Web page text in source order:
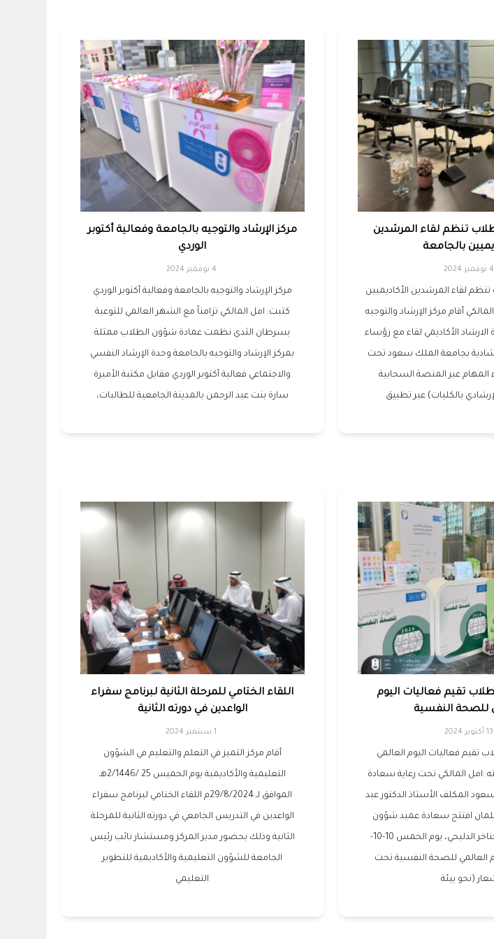
تنظم لقاء المرشدين
بالجامعة
4 نوفمبر 2024
لقاء المرشدين الأكاديميين
أقام مركز الإرشاد والتوجيه
الارشاد الأكاديمي لقاء مع رؤساء
بجامعة الملك سعود تحت
المهام عبر المنصة السحابية
بالكليات) عبر تطبيق
مركز الإرشاد والتوجيه بالجامعة وفعالية أكتوبر
الوردي
4 نوفمبر 2024
مركز الإرشاد والتوجيه بالجامعة وفعالية أكتوبر الوردي
كتبت: امل المالكي تزامناً مع الشهر العالمي للتوعية
بسرطان الثدي نظمت عمادة شؤون الطلاب ممثلة
بمركز الإرشاد والتوجيه بالجامعة وحدة الإرشاد النفسي
والاجتماعي فعالية أكتوبر الوردي مقابل مكتبة الأميرة
سارة بنت عبد الرحمن بالمدينة الجامعية للطالبات،
تقيم فعاليات اليوم
للصحة النفسية
13 أكتوبر 2024
تقيم فعاليات اليوم العالمي
:امل المالكي تحت رعاية سعادة
المكلف الأستاذ الدكتور عبد
افتتح سعادة عميد شؤون
الطلاب أ.د. علي بن كناخر الدلبحي، يوم الخمس 10-10-
العالمي للصحة النفسية تحت
(نحو بيئة
اللقاء الختامي للمرحلة الثانية لبرنامج سفراء
الواعدين في دورته الثانية
1 سبتمبر 2024
أقام مركز التميز في التعلم والتعليم في الشؤون
التعليمية والأكاديمية يوم الخميس 25 /2/1446هـ
الموافق لـ 29/8/2024م اللقاء الختامي لبرنامج سفراء
الواعدين في التدريس الجامعي في دورته الثانية للمرحلة
الثانية وذلك بحضور مدير المركز ومستشار نائب رئيس
الجامعة للشؤون التعليمية والأكاديمية للتطوير
التعليمي